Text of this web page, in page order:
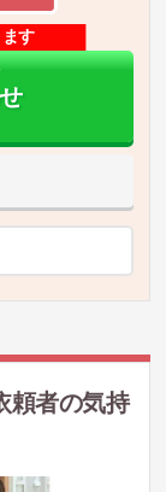
す
頼者の気持